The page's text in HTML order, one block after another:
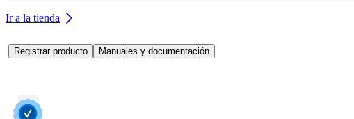
Ir a la tienda
Registrar producto Manuales y documentación